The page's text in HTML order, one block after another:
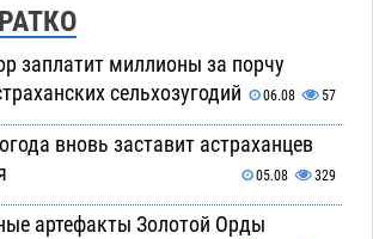
заплатит миллионы за порчу
сельхозугодий
06.08 57
вновь заставит астраханцев
05.08 329
артефакты Золотой Орды